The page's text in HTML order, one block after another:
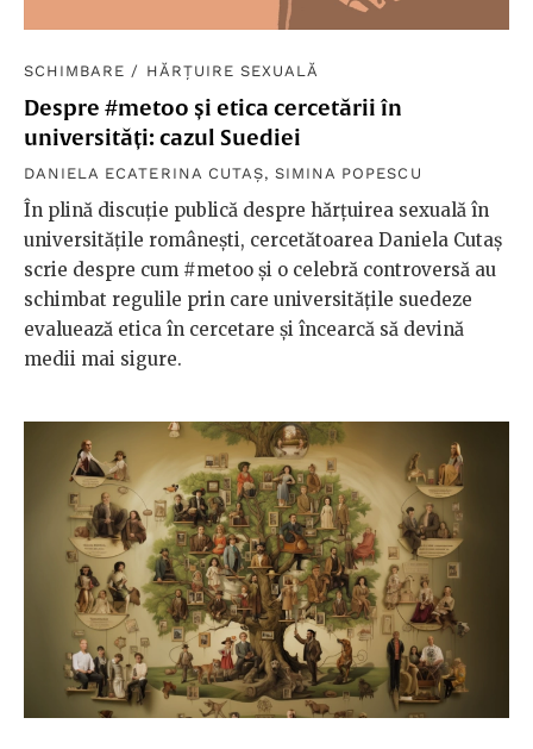
SCHIMBARE / HĂRȚUIRE SEXUALĂ
Despre #metoo și etica cercetării în
universități: cazul Suediei
DANIELA ECATERINA CUTAȘ,SIMINA POPESCU
În plină discuție publică despre hărțuirea sexuală în
universitățile românești, cercetătoarea Daniela Cutaș
scrie despre cum #metoo și o celebră controversă au
schimbat regulile prin care universitățile suedeze
evaluează etica în cercetare și încearcă să devină
medii mai sigure.